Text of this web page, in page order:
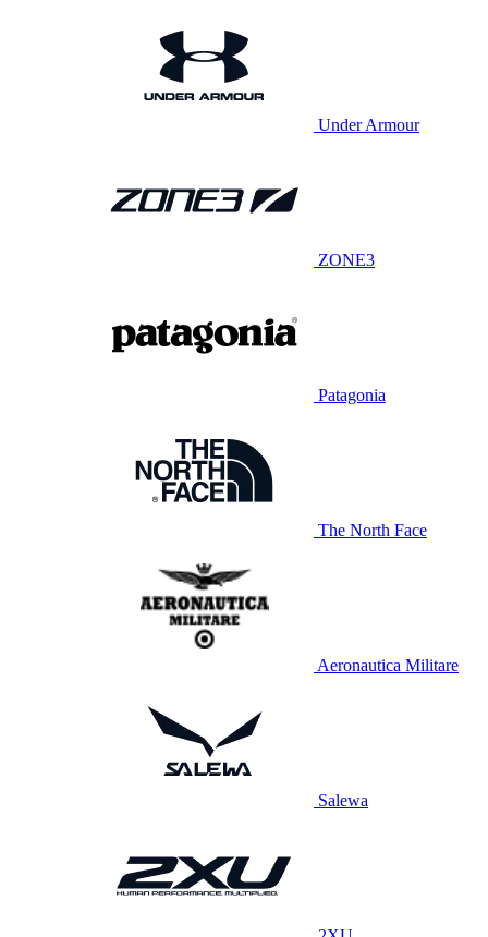
Under Armour
ZONE3
Patagonia
The North Face
Aeronautica Militare
Salewa